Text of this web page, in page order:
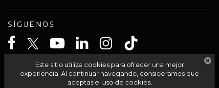
SÍGUENOS
CELTA SOLUCIONES SA PI DE CV
Este sitio utiliza cookies para ofrecer una mejor
experiencia. Al continuar navegando, consideramos que
aceptas el uso de cookies.